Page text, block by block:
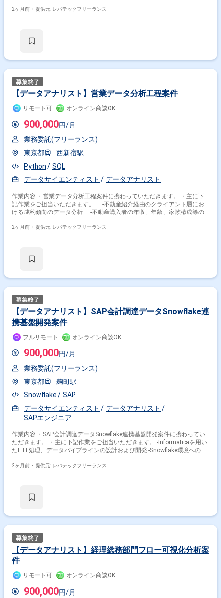
略の提案資料作成
2ヶ月前・ 提供元: レバテックフリーランス
【データアナリスト】営業データ分析工程案件
リモート可 オンライン商談OK
900,000円/月
業務委託(フリーランス)
東京都
西新宿駅
Python
SQL
データサイエンティスト
データアナリスト
作業内容 ・営業データ分析工程案件に携わっていただきます。 ・主に下
記作業をご担当いただきます。 -不動産紹介経由のクライアント層にお
ける成約傾向のデータ分析 -不動産購入者の年収、年齢、家族構成等の
2ヶ月前・ 提供元: レバテックフリーランス
【データアナリスト】SAP会計調達データSnowflake連
携基盤開発案件
フルリモート オンライン商談OK
900,000円/月
業務委託(フリーランス)
東京都
麹町駅
Snowflake
SAP
データサイエンティスト
データアナリスト
SAPエンジニア
作業内容 ・SAP会計調達データSnowflake連携基盤開発案件に携わってい
ただきます。 ・主に下記作業をご担当いただきます。 -Informaticaを用い
たETL処理、データパイプラインの設計および開発 -Snowflake環境へのデ
リー
2ヶ月前・ 提供元: レバテックフリーランス
【データアナリスト】経理総務部門フロー可視化分析案
件
リモート可 オンライン商談OK
900,000円/月